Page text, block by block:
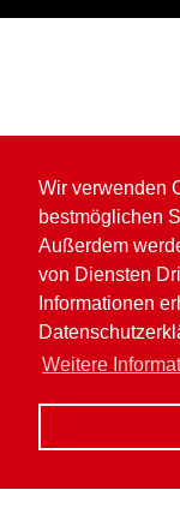
Wir verwenden
bestmöglichen
Außerdem
von Diensten
Informationen
Weitere